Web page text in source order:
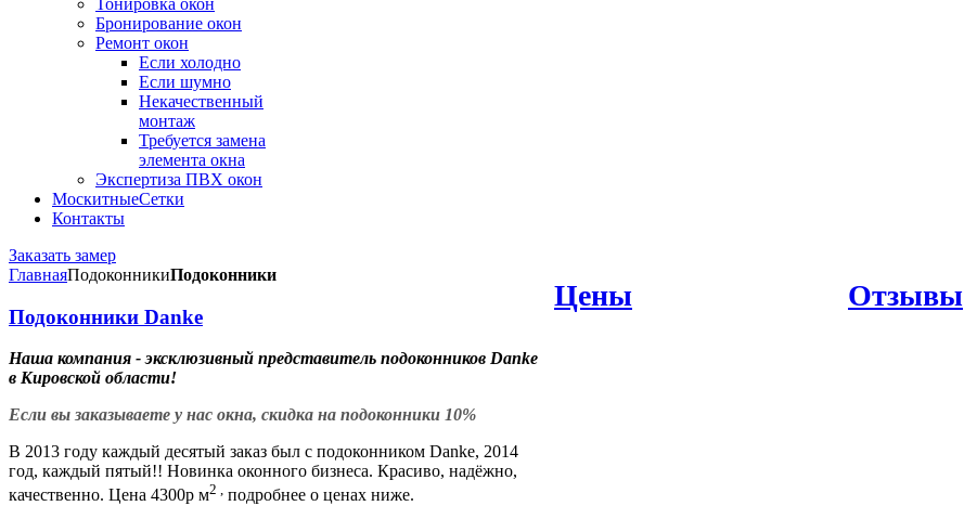
Тонировка окон
Бронирование окон
Ремонт окон
Если холодно
Если шумно
Некачественный
монтаж
Требуется замена
элемента окна
Экспертиза ПВХ окон
МоскитныеСетки
Контакты
Заказать замер
Отзывы
Цены
ГлавнаяПодоконникиПодоконники
Подоконники Danke
Наша компания - эксклюзивный представитель подоконников Danke
в Кировской области!
Если вы заказываете у нас окна, скидка на подоконники 10%
В 2013 году каждый десятый заказ был с подоконником Danke, 2014
год, каждый пятый!! Новинка оконного бизнеса. Красиво, надёжно,
качественно. Цена 4300р м2 , подробнее о ценах ниже.